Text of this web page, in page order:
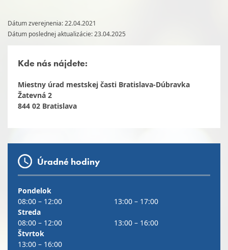
Dátum zverejnenia: 22.04.2021
Dátum poslednej aktualizácie: 23.04.2025
Kde nás nájdete:
Miestny úrad mestskej časti Bratislava-Dúbravka
Žatevná 2
844 02 Bratislava
Úradné hodiny
Pondelok
08:00 – 12:00
13:00 – 17:00
Streda
08:00 – 12:00
13:00 – 16:00
Štvrtok
13:00 – 16:00